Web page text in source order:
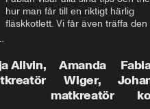
hur man får till en riktigt härlig
fläskkotlett. Vi får även träffa den
grisbonde på Gotland.
Allvin,
Amanda
Wiger,
matkreatör